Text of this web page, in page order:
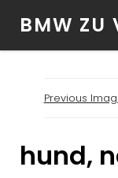
BMW ZU
Previous
hund,